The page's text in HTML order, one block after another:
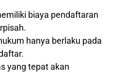
biaya pendaftaran
hanya berlaku pada
yang tepat akan